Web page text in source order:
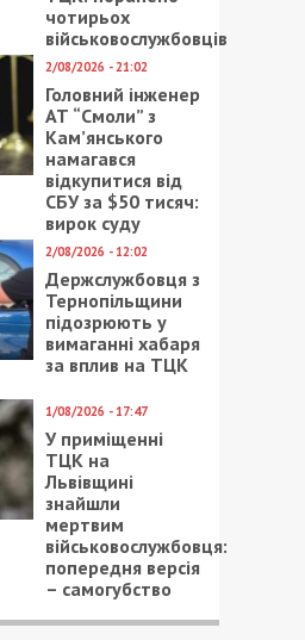
чотирьох
військовослужбовців
2/08/2026 - 21:02
Головний інженер
АТ “Смоли” з
Кам’янського
намагався
відкупитися від
СБУ за $50 тисяч:
вирок суду
2/08/2026 - 12:02
Держслужбовця з
Тернопільщини
підозрюють у
вимаганні хабаря
за вплив на ТЦК
1/08/2026 - 17:47
У приміщенні
ТЦК на
Львівщині
знайшли
мертвим
військовослужбовця:
попередня версія
– самогубство